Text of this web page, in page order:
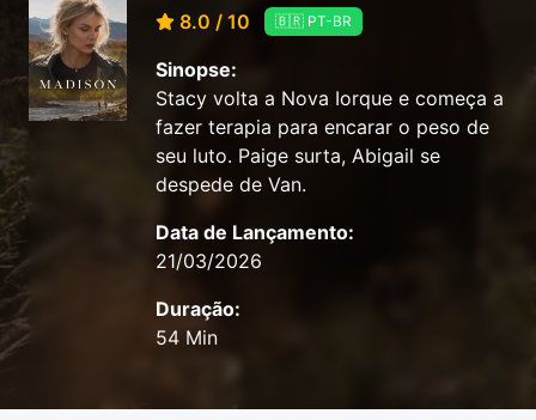
8.0 / 10 🇧🇷 PT-BR
Sinopse:
Stacy volta a Nova Iorque e começa a
fazer terapia para encarar o peso de
seu luto. Paige surta, Abigail se
despede de Van.
Data de Lançamento:
21/03/2026
Duração:
54 Min